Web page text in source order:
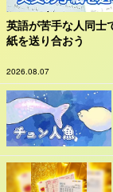
英語が苦手な人同士
紙を送り合おう
2026.08.07